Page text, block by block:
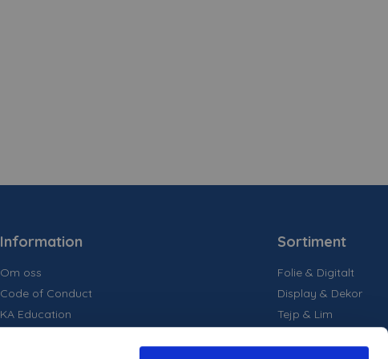
Information
Om oss
Code of Conduct
KA Education
Sortiment
Folie & Digitalt
Display & Dekor
Tejp & Lim